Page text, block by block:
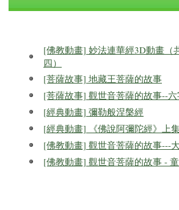
[佛教動畫] 妙法連華經3D動畫（
四）
[菩薩故事] 地藏王菩薩的故事
[菩薩故事] 觀世音菩薩的故事--
[經典動畫] 彌勒般涅槃經
[經典動畫] 《佛說阿彌陀經》上
[佛教動畫] 觀世音菩薩的故事---
[佛教動畫] 觀世音菩薩的故事 -